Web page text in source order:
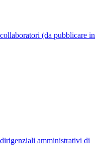
(da pubblicare in
amministrativi di